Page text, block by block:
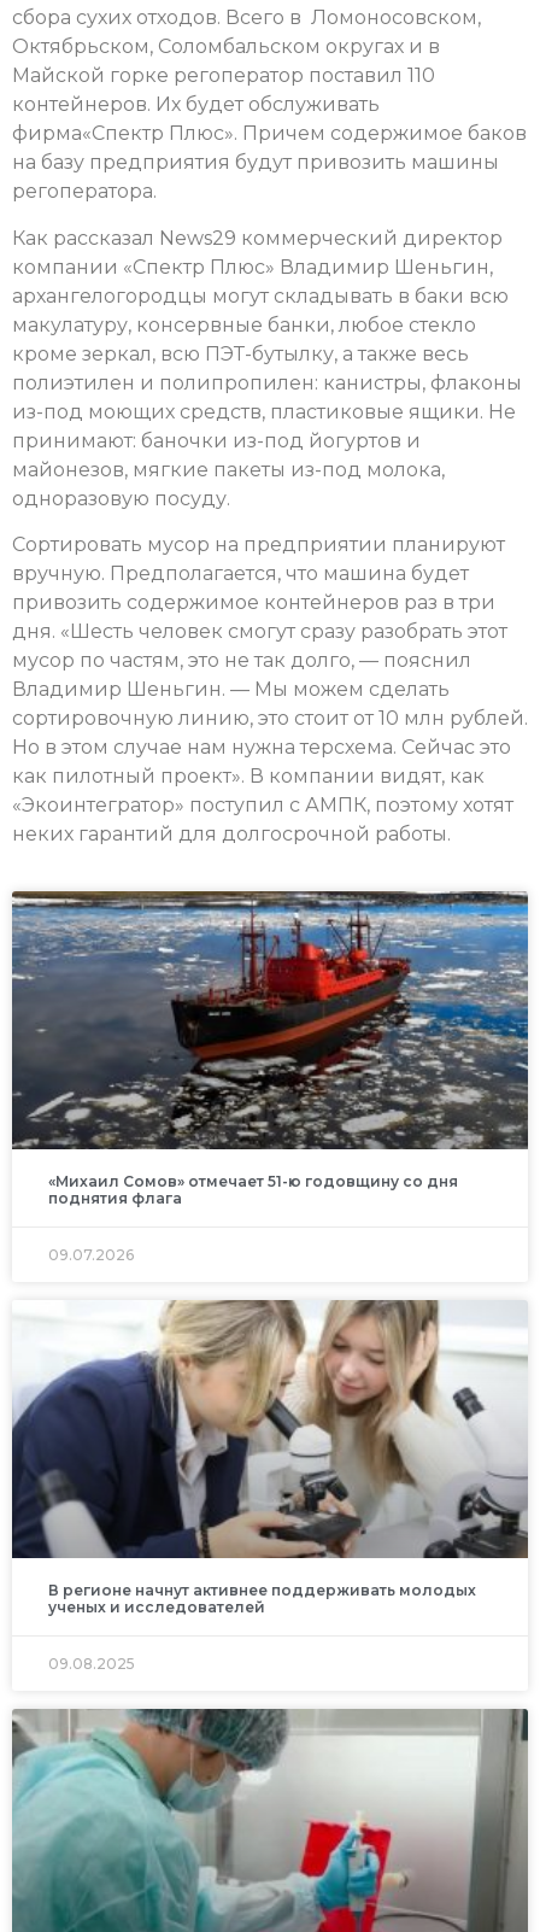
сбора сухих отходов. Всего в Ломоносовском,
Октябрьском, Соломбальском округах и в
Майской горке регоператор поставил 110
контейнеров. Их будет обслуживать
фирма«Спектр Плюс». Причем содержимое баков
на базу предприятия будут привозить машины
регоператора.
Как рассказал News29 коммерческий директор
компании «Спектр Плюс» Владимир Шеньгин,
архангелогородцы могут складывать в баки всю
макулатуру, консервные банки, любое стекло
кроме зеркал, всю ПЭТ-бутылку, а также весь
полиэтилен и полипропилен: канистры, флаконы
из-под моющих средств, пластиковые ящики. Не
принимают: баночки из-под йогуртов и
майонезов, мягкие пакеты из-под молока,
одноразовую посуду.
Сортировать мусор на предприятии планируют
вручную. Предполагается, что машина будет
привозить содержимое контейнеров раз в три
дня. «Шесть человек смогут сразу разобрать этот
мусор по частям, это не так долго, — пояснил
Владимир Шеньгин. — Мы можем сделать
сортировочную линию, это стоит от 10 млн рублей.
Но в этом случае нам нужна терсхема. Сейчас это
как пилотный проект». В компании видят, как
«Экоинтегратор» поступил с АМПК, поэтому хотят
неких гарантий для долгосрочной работы.
«Михаил Сомов» отмечает 51-ю годовщину со дня
поднятия флага
09.07.2026
В регионе начнут активнее поддерживать молодых
ученых и исследователей
09.08.2025